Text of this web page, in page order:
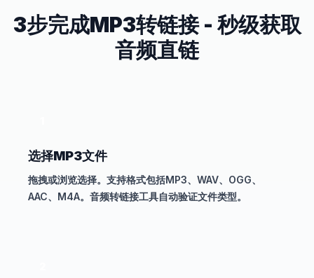
3步完成MP3转链接 - 秒级获取
音频直链
选择MP3文件
拖拽或浏览选择。支持格式包括MP3、WAV、OGG、
AAC、M4A。音频转链接工具自动验证文件类型。